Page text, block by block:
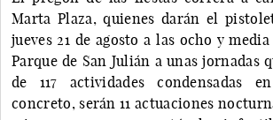
Marta Plaza, quienes darán el
jueves 21 de agosto a las ocho y
Parque de San Julián a unas jornadas
de 117 actividades condensadas
concreto, serán 11 actuaciones